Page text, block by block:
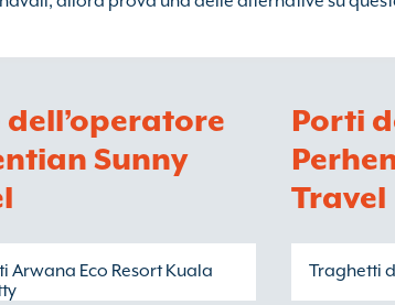
dell’operatore
Sunny
Arwana Eco Resort Kuala
Porti
Travel
Traghetti